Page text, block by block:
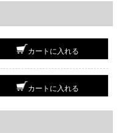
カートに入れる
カートに入れる